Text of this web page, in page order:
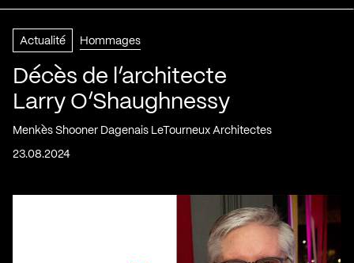
Actualité Hommages
Décès de l’architecte
Larry O’Shaughnessy
Menkès Shooner Dagenais LeTourneux Architectes
23.08.2024